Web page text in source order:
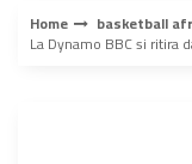
Home basketball
La Dynamo BBC si ritira